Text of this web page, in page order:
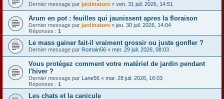
Dernier message par jardinature « ven. 31 juil. 2026, 14:51
Arum en pot : feuilles qui jaunissent apres la floraison
Dernier message par jardinature « jeu. 30 juil. 2026, 14:04
Réponses : 1
Le mass gainer fait-il vraiment grossir ou juste gonfler ?
Dernier message par Romain56 « mer. 29 juil. 2026, 08:03
Vous protégez comment votre matériel de jardin pendant
l'hiver ?
Dernier message par Lane56 « mar. 28 juil. 2026, 16:03
Réponses : 1
Les chats et la canicule